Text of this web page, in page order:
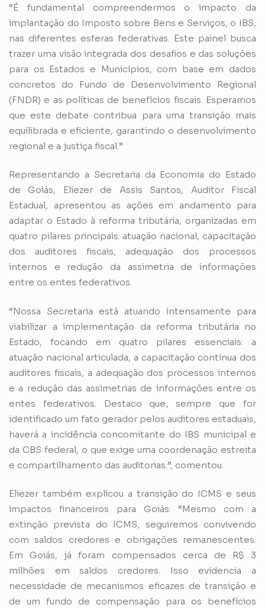
“É fundamental compreendermos o impacto da
implantação do Imposto sobre Bens e Serviços, o IBS,
nas diferentes esferas federativas. Este painel busca
trazer uma visão integrada dos desafios e das soluções
para os Estados e Municípios, com base em dados
concretos do Fundo de Desenvolvimento Regional
(FNDR) e as políticas de benefícios fiscais. Esperamos
que este debate contribua para uma transição mais
equilibrada e eficiente, garantindo o desenvolvimento
regional e a justiça fiscal.”
Representando a Secretaria da Economia do Estado
de Goiás, Eliezer de Assis Santos, Auditor Fiscal
Estadual, apresentou as ações em andamento para
adaptar o Estado à reforma tributária, organizadas em
quatro pilares principais: atuação nacional, capacitação
dos auditores fiscais, adequação dos processos
internos e redução da assimetria de informações
entre os entes federativos.
“Nossa Secretaria está atuando intensamente para
viabilizar a implementação da reforma tributária no
Estado, focando em quatro pilares essenciais: a
atuação nacional articulada, a capacitação contínua dos
auditores fiscais, a adequação dos processos internos
e a redução das assimetrias de informações entre os
entes federativos. Destaco que, sempre que for
identificado um fato gerador pelos auditores estaduais,
haverá a incidência concomitante do IBS municipal e
da CBS federal, o que exige uma coordenação estreita
e compartilhamento das auditorias.”, comentou.
Eliezer também explicou a transição do ICMS e seus
impactos financeiros para Goiás: “Mesmo com a
extinção prevista do ICMS, seguiremos convivendo
com saldos credores e obrigações remanescentes.
Em Goiás, já foram compensados cerca de R$ 3
milhões em saldos credores. Isso evidencia a
necessidade de mecanismos eficazes de transição e
de um fundo de compensação para os benefícios